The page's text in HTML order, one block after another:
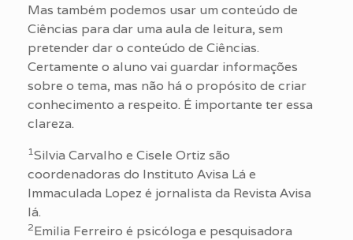
Mas também podemos usar um conteúdo de
Ciências para dar uma aula de leitura, sem
pretender dar o conteúdo de Ciências.
Certamente o aluno vai guardar informações
sobre o tema, mas não há o propósito de criar
conhecimento a respeito. É importante ter essa
clareza.
1 Silvia Carvalho e Cisele Ortiz são
coordenadoras do Instituto Avisa Lá e
Immaculada Lopez é jornalista da Revista Avisa
lá.
2Emilia Ferreiro é psicóloga e pesquisadora